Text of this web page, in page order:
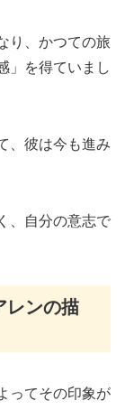
り、かつての旅
」を得ていまし
、彼は今も進み
、自分の意志で
レンの描
ってその印象が